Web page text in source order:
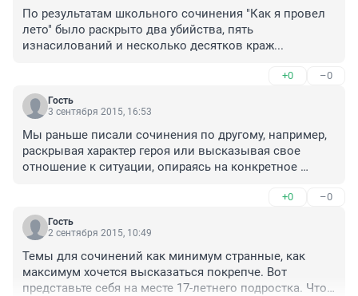
По результатам школьного сочинения "Как я провел
лето" было раскрыто два убийства, пять
изнасилований и несколько десятков краж...
+0 –0
Гость
3 сентября 2015, 16:53
Мы раньше писали сочинения по другому, например,
раскрывая характер героя или высказывая свое
отношение к ситуации, опираясь на конкретное
то философско-жизненных рассуждений, а учитывая,
что ни одного сочинения за все 11 лет обучения не
было написано (я письменные ответы на вопросы в
представляю, как они будут писать эти сочинения..
+0 –0
Гость
2 сентября 2015, 10:49
Темы для сочинений как минимум странные, как
максимум хочется высказаться покрепче. Вот
представьте себя на месте 17-летнего подростка. Что